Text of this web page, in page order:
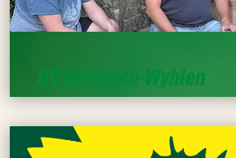
OV Grenzach-Wyhlen